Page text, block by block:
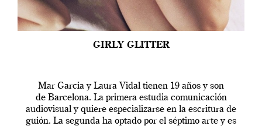
GIRLY GLITTER
Mar Garcia y Laura Vidal tienen 19 años y son
de Barcelona. La primera estudia comunicación
audiovisual y quiere especializarse en la escritura de
guión. La segunda ha optado por el séptimo arte y es